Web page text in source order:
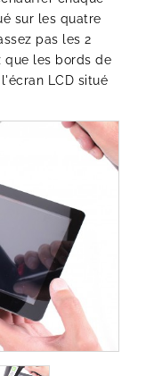
sur les quatre
pas les 2
que les bords de
LCD situé